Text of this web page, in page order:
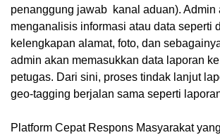
penanggung jawab kanal aduan). Admin
menganalisis informasi atau data seperti
kelengkapan alamat, foto, dan
admin akan memasukkan data laporan
petugas. Dari sini, proses tindak lanjut
geo-tagging berjalan sama seperti
Platform Cepat Respons Masyarakat yang